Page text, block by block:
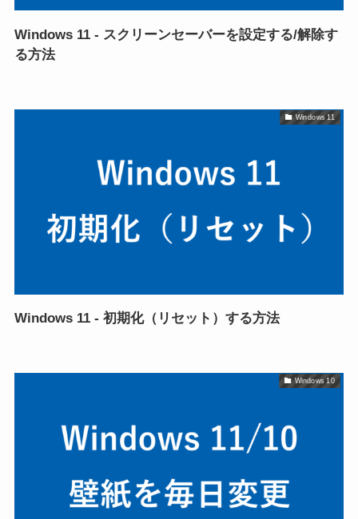
Windows 11 - スクリーンセーバーを設定する/解除す
る方法
Windows 11
Windows 11 - 初期化（リセット）する方法
Windows 10